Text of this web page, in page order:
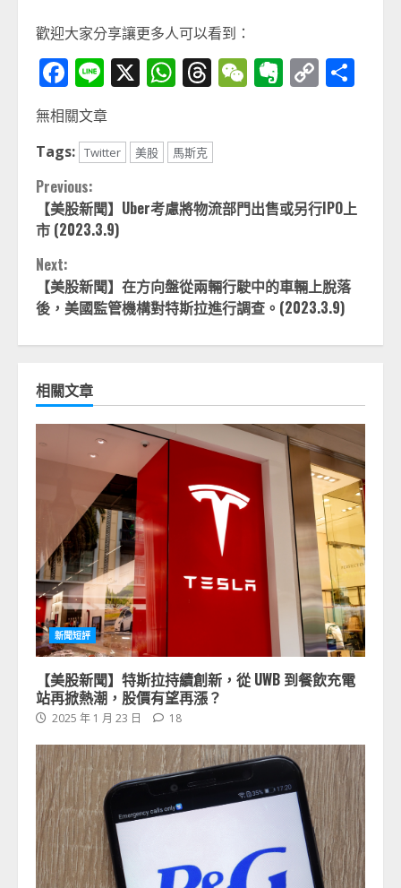
歡迎大家分享讓更多人可以看到：
Facebook
Line
X WhatsApp
Threads
WeChat
Evernote
Copy
無相關文章
Tags: Twitter 美股 馬斯克
Continue
Reading
Previous:
【美股新聞】Uber考慮將物流部門出售或另行IPO上
市 (2023.3.9)
Next:
【美股新聞】在方向盤從兩輛行駛中的車輛上脫落
後，美國監管機構對特斯拉進行調查。(2023.3.9)
相關文章
新聞短評
【美股新聞】特斯拉持續創新，從 UWB 到餐飲充電
站再掀熱潮，股價有望再漲？
2025 年 1 月 23 日 18